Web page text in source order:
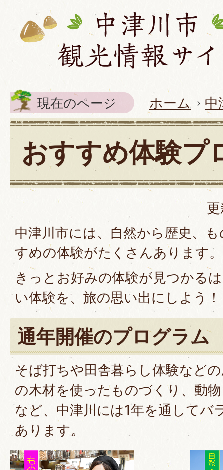
現在のページ ホーム 中
おすすめ体験プ
中津川市には、自然から歴史、
すめの体験がたくさんあります。
きっとお好みの体験が見つかる
い体験を、旅の思い出にしよう！
通年開催のプログラム
そば打ちや田舎暮らし体験など
の木材を使ったものづくり、動
など、中津川には1年を通してバ
あります。